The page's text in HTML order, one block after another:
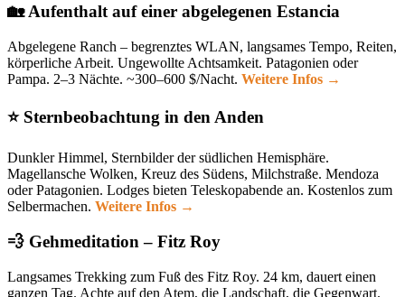
🏡 Aufenthalt auf einer abgelegenen Estancia
Abgelegene Ranch – begrenztes WLAN, langsames Tempo, Reiten,
körperliche Arbeit. Ungewollte Achtsamkeit. Patagonien oder
Pampa. 2–3 Nächte. ~300–600 $/Nacht. Weitere Infos →
⭐ Sternbeobachtung in den Anden
Dunkler Himmel, Sternbilder der südlichen Hemisphäre.
Magellansche Wolken, Kreuz des Südens, Milchstraße. Mendoza
oder Patagonien. Lodges bieten Teleskopabende an. Kostenlos zum
Selbermachen. Weitere Infos →
💨 Gehmeditation – Fitz Roy
Langsames Trekking zum Fuß des Fitz Roy. 24 km, dauert einen
ganzen Tag. Achte auf den Atem, die Landschaft, die Gegenwart.